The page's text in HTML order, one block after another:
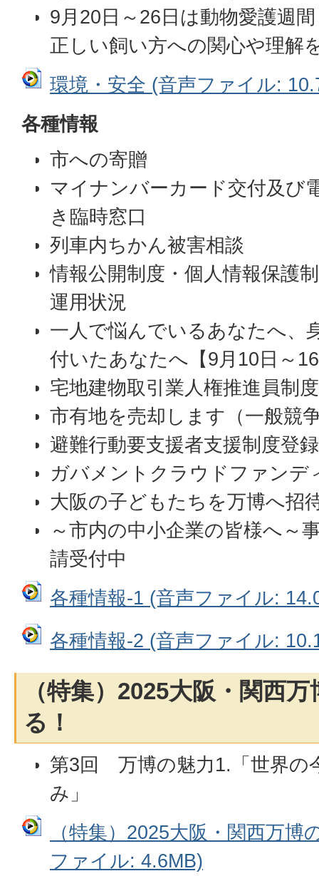
9月20日～26日は動物愛護週
正しい飼い方への関心や理解
環境・安全 (音声ファイル:
各種情報
市への寄贈
マイナンバーカード交付及び
き臨時窓口
列車内ちかん被害相談
情報公開制度・個人情報保護
運用状況
一人で悩んでいるあなたへ、
付いたあなたへ【9月10日～
宅地建物取引業人権推進員制度
市有地を売却します（一般競
避難行動要支援者支援制度登録
ガバメントクラウドファンデ
大阪の子どもたちを万博へ招
～市内の中小企業の皆様へ～
請受付中
各種情報-1 (音声ファイル:
各種情報-2 (音声ファイル:
（特集）2025大阪・関西
る！
第3回 万博の魅力1.「世界の
み」
（特集）2025大阪・関西万博
ファイル: 4.6MB)